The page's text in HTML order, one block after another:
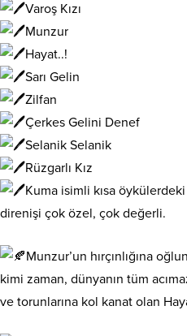
Varoş Kızı
Munzur
Hayat..!
Sarı Gelin
Zilfan
Çerkes Gelini Denef
Selanik Selanik
Rüzgarlı Kız
Kuma isimli kısa
direnişi çok özel, çok değerli.
Munzur’un hırçınlığına
kimi zaman, dünyanın tüm
ve torunlarına kol kanat olan